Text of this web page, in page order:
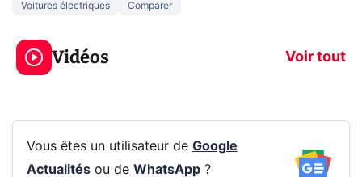
Voitures électriques Comparer
Vidéos Voir tout
3 écrans en 1 pour
319€ ? Voici L'AOC
CQ32G4ZA !
prochaine
Vous êtes un utilisateur de Google
Actualitésou de WhatsApp?